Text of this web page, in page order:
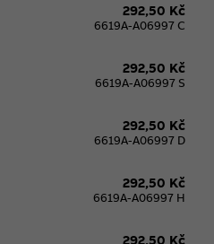
292,50 Kč
6619A-A06997 C
292,50 Kč
6619A-A06997 S
292,50 Kč
6619A-A06997 D
292,50 Kč
6619A-A06997 H
292,50 Kč